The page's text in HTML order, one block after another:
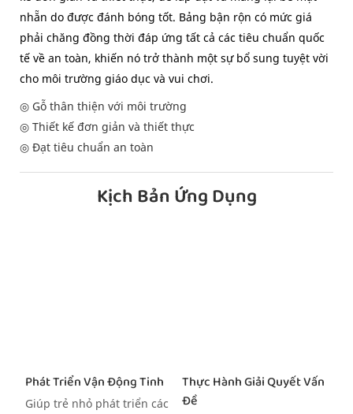
nhẵn do được đánh bóng tốt. Bảng bận rộn có mức giá
phải chăng đồng thời đáp ứng tất cả các tiêu chuẩn quốc
tế về an toàn, khiến nó trở thành một sự bổ sung tuyệt vời
cho môi trường giáo dục và vui chơi.
◎ Gỗ thân thiện với môi trường
◎ Thiết kế đơn giản và thiết thực
◎ Đạt tiêu chuẩn an toàn
Kịch Bản Ứng Dụng
Phát Triển Vận Động Tinh
Giúp trẻ nhỏ phát triển các
Thực Hành Giải Quyết Vấn
Đề